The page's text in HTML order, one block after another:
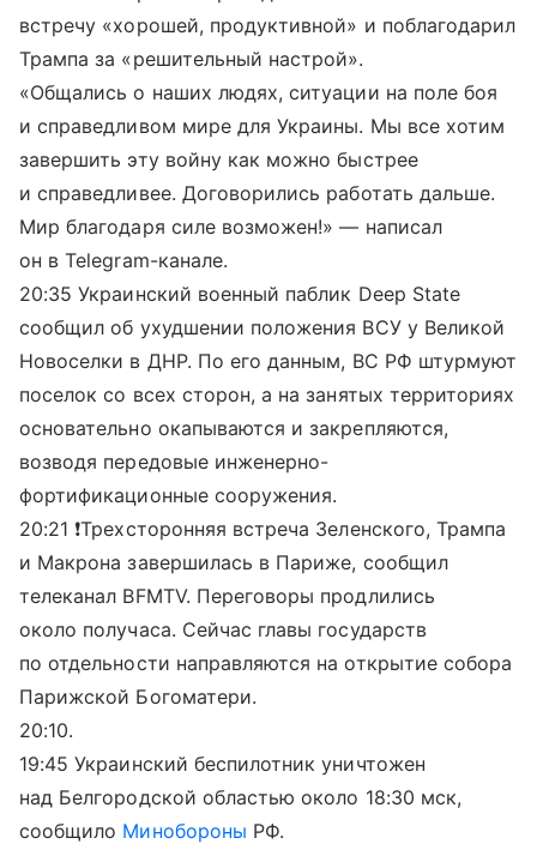
встречу «хорошей, продуктивной» и поблагодарил
Трампа за «решительный настрой».
«Общались о наших людях, ситуации на поле боя
и справедливом мире для Украины. Мы все хотим
завершить эту войну как можно быстрее
и справедливее. Договорились работать дальше.
Мир благодаря силе возможен!» — написал
он в Telegram-канале.
20:35 Украинский военный паблик Deep State
сообщил об ухудшении положения ВСУ у Великой
Новоселки в ДНР. По его данным, ВС РФ штурмуют
поселок со всех сторон, а на занятых территориях
основательно окапываются и закрепляются,
возводя передовые инженерно-
фортификационные сооружения.
20:21 ❗️Трехсторонняя встреча Зеленского, Трампа
и Макрона завершилась в Париже, сообщил
телеканал BFMTV. Переговоры продлились
около получаса. Сейчас главы государств
по отдельности направляются на открытие собора
Парижской Богоматери.
20:10.
19:45 Украинский беспилотник уничтожен
над Белгородской областью около 18:30 мск,
сообщило Минобороны РФ.